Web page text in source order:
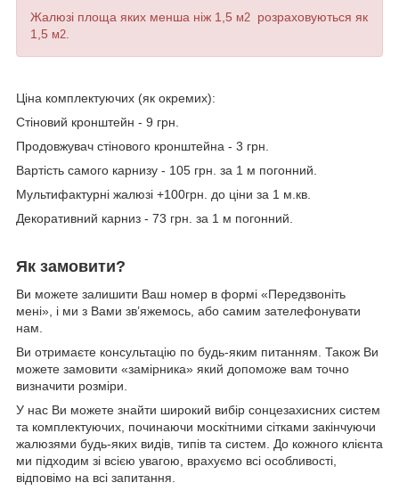
Жалюзі площа яких менша ніж 1,5 м2 розраховуються як
1,5 м2.
Ціна комплектуючих (як окремих):
Стіновий кронштейн - 9 грн.
Продовжувач стінового кронштейна - 3 грн.
Вартість самого карнизу - 105 грн. за 1 м погонний.
Мультифактурні жалюзі +100грн. до ціни за 1 м.кв.
Декоративний карниз - 73 грн. за 1 м погонний.
Як замовити?
Ви можете залишити Ваш номер в формі «Передзвоніть
мені», і ми з Вами зв’яжемось, або самим зателефонувати
нам.
Ви отримаєте консультацію по будь-яким питанням. Також Ви
можете замовити «замірника» який допоможе вам точно
визначити розміри.
У нас Ви можете знайти широкий вибір сонцезахисних систем
та комплектуючих, починаючи москітними сітками закінчуючи
жалюзями будь-яких видів, типів та систем. До кожного клієнта
ми підходим зі всією увагою, врахуємо всі особливості,
відповімо на всі запитання.